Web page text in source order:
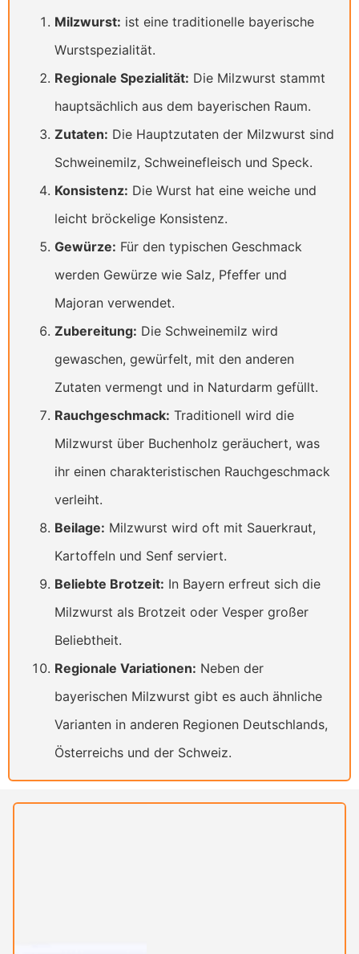
Milzwurst: ist eine traditionelle bayerische
Wurstspezialität.
Regionale Spezialität: Die Milzwurst stammt
hauptsächlich aus dem bayerischen Raum.
Zutaten: Die Hauptzutaten der Milzwurst sind
Schweinemilz, Schweinefleisch und Speck.
Konsistenz: Die Wurst hat eine weiche und
leicht bröckelige Konsistenz.
Gewürze: Für den typischen Geschmack
werden Gewürze wie Salz, Pfeffer und
Majoran verwendet.
Zubereitung: Die Schweinemilz wird
gewaschen, gewürfelt, mit den anderen
Zutaten vermengt und in Naturdarm gefüllt.
Rauchgeschmack: Traditionell wird die
Milzwurst über Buchenholz geräuchert, was
ihr einen charakteristischen Rauchgeschmack
verleiht.
Beilage: Milzwurst wird oft mit Sauerkraut,
Kartoffeln und Senf serviert.
Beliebte Brotzeit: In Bayern erfreut sich die
Milzwurst als Brotzeit oder Vesper großer
Beliebtheit.
Regionale Variationen: Neben der
bayerischen Milzwurst gibt es auch ähnliche
Varianten in anderen Regionen Deutschlands,
Österreichs und der Schweiz.